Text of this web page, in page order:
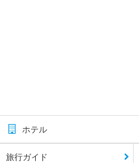
ホテル
旅行ガイド